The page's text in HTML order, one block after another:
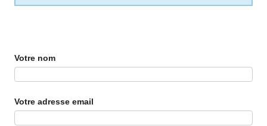
Votre nom
Votre adresse email